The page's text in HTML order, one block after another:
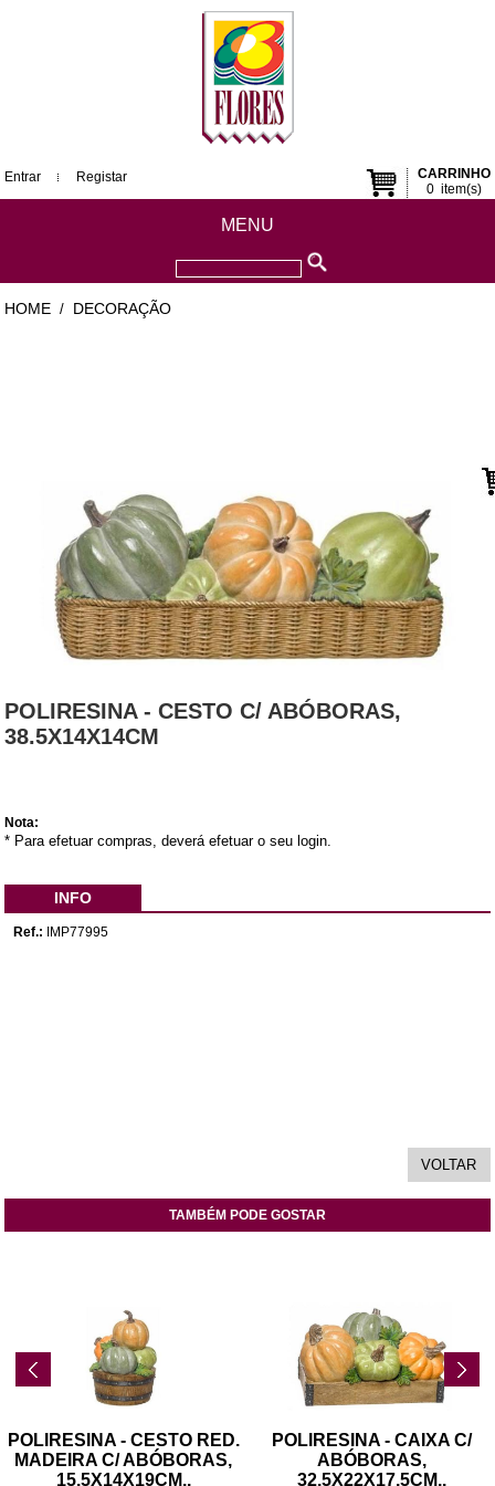
CARRINHO
0item(s)
Entrar Registar
MENU
HOME / DECORAÇÃO
POLIRESINA - CESTO C/ ABÓBORAS,
38.5X14X14CM
Nota:
* Para efetuar compras, deverá efetuar o seu login.
INFO
Ref.: IMP77995
TAMBÉM PODE GOSTAR
POLIRESINA - CESTO RED.
MADEIRA C/ ABÓBORAS,
15.5X14X19CM..
POLIRESINA - CAIXA C/
ABÓBORAS,
32.5X22X17.5CM..